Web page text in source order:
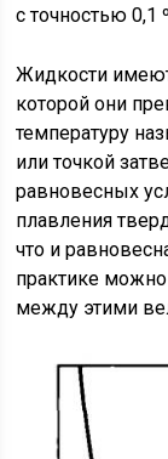
с точностью 0,1
Жидкости
которой они
температуру
или точкой
равновесных
плавления
что и
практике
между этими